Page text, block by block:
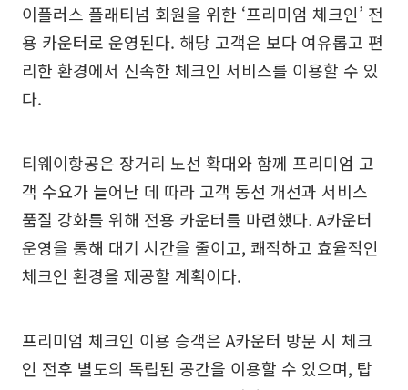
이플러스 플래티넘 회원을 위한 ‘프리미엄 체크인’ 전
용 카운터로 운영된다. 해당 고객은 보다 여유롭고 편
리한 환경에서 신속한 체크인 서비스를 이용할 수 있
다.
티웨이항공은 장거리 노선 확대와 함께 프리미엄 고
객 수요가 늘어난 데 따라 고객 동선 개선과 서비스
품질 강화를 위해 전용 카운터를 마련했다. A카운터
운영을 통해 대기 시간을 줄이고, 쾌적하고 효율적인
체크인 환경을 제공할 계획이다.
프리미엄 체크인 이용 승객은 A카운터 방문 시 체크
인 전후 별도의 독립된 공간을 이용할 수 있으며, 탑